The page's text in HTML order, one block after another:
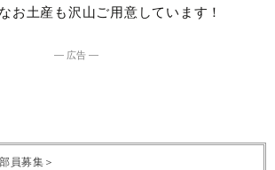
お土産も沢山ご用意しています！
― 広告 ―
員募集＞